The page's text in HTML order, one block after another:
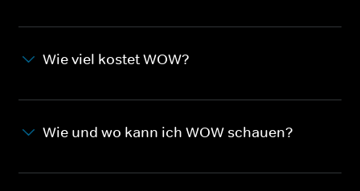
Wie viel kostet WOW?
Wie und wo kann ich WOW schauen?